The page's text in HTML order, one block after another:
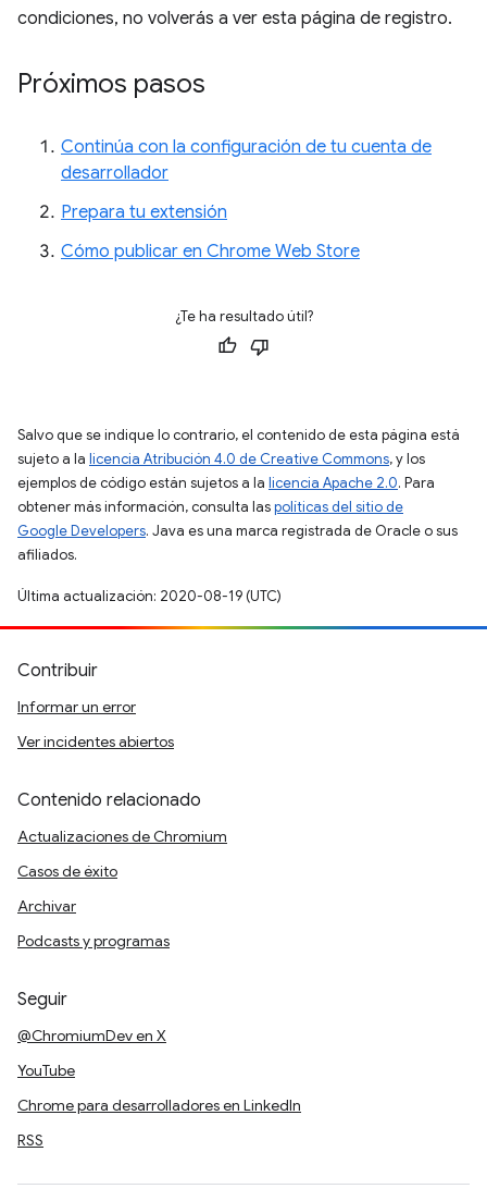
condiciones, no volverás a ver esta página de registro.
Próximos pasos
Continúa con la configuración de tu cuenta de
desarrollador
Prepara tu extensión
Cómo publicar en Chrome Web Store
¿Te ha resultado útil?
Salvo que se indique lo contrario, el contenido de esta página está
sujeto a la licencia Atribución 4.0 de Creative Commons, y los
ejemplos de código están sujetos a la licencia Apache 2.0. Para
obtener más información, consulta laspolíticas del sitio de
Google Developers. Java es una marca registrada de Oracle o sus
afiliados.
Última actualización: 2020-08-19 (UTC)
Contribuir
Informar un error
Ver incidentes abiertos
Contenido relacionado
Actualizaciones de Chromium
Casos de éxito
Archivar
Podcasts y programas
Seguir
@ChromiumDev en X
YouTube
Chrome para desarrolladores en LinkedIn
RSS